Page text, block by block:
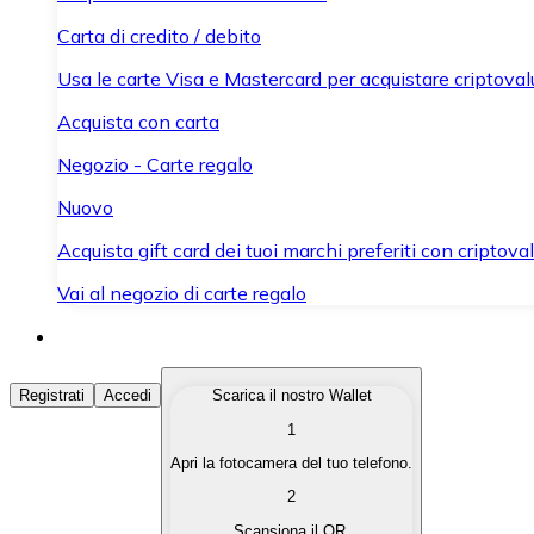
Carta di credito / debito
Usa le carte Visa e Mastercard per acquistare
Acquista con carta
Negozio - Carte regalo
Nuovo
Acquista gift card dei tuoi marchi preferiti con
Vai al negozio di carte regalo
Acquista Criptovalute
Acquista le criptovalute che ti interessano in modo
Converti le tue criptovalute in valuta fiat quando ne hai
Registrati Accedi
Scarica il nostro Wallet
1
Apri la fotocamera del tuo telefono.
2